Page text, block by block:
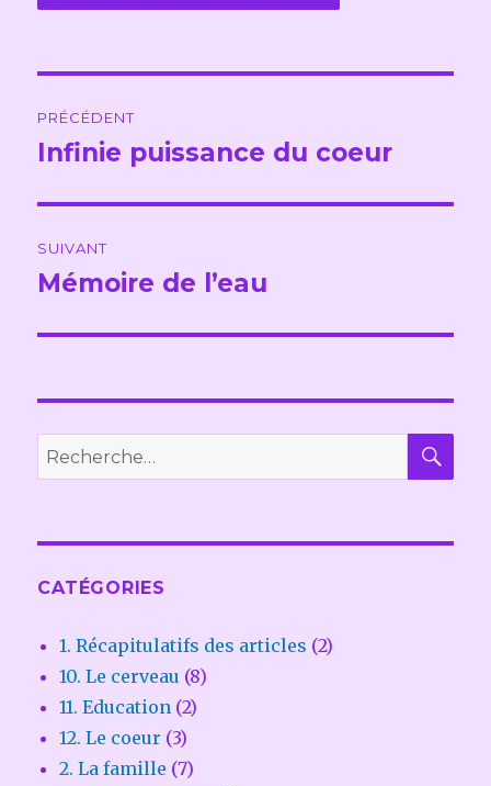
de
PRÉCÉDENT
Publication
Infinie puissance du coeur
SUIVANT
Publication
Mémoire de l’eau
Recherche
pour :
CATÉGORIES
1. Récapitulatifs des articles (2)
10. Le cerveau (8)
11. Education (2)
12. Le coeur (3)
2. La famille (7)